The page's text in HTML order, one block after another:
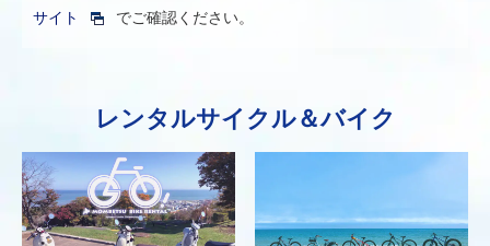
サイト
でご確認ください。
レンタルサイクル＆バイク